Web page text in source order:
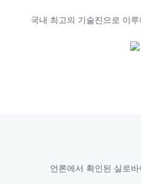
국내 최고의 기술진으로 이
언론에서 확인된 실로